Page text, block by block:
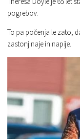
pogrebov.
To pa počenja le zato,
zastonj naje in napije.